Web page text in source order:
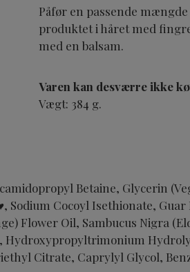
Påfør en passende
produktet i håret med
med en balsam.
Varen kan desværre ikke
Vægt: 384 g.
Betaine, Glycerin
, Sodium Cocoyl Isethionate,
Flower Oil, Sambucus Nigra
Hydroxypropyltrimonium
Citrate, Caprylyl Glycol,